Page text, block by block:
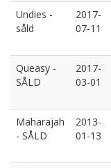
Undies -
såld
2017-
07-11
Queasy -
SÅLD
2017-
03-01
Maharajah
- SÅLD
2013-
01-13